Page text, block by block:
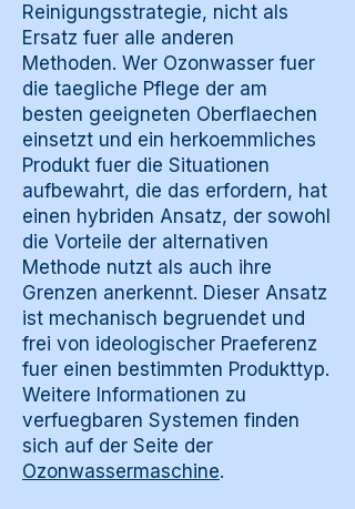
Reinigungsstrategie, nicht als
Ersatz fuer alle anderen
Methoden. Wer Ozonwasser fuer
die taegliche Pflege der am
besten geeigneten Oberflaechen
einsetzt und ein herkoemmliches
Produkt fuer die Situationen
aufbewahrt, die das erfordern, hat
einen hybriden Ansatz, der sowohl
die Vorteile der alternativen
Methode nutzt als auch ihre
Grenzen anerkennt. Dieser Ansatz
ist mechanisch begruendet und
frei von ideologischer Praeferenz
fuer einen bestimmten Produkttyp.
Weitere Informationen zu
verfuegbaren Systemen finden
sich auf der Seite der
Ozonwassermaschine.